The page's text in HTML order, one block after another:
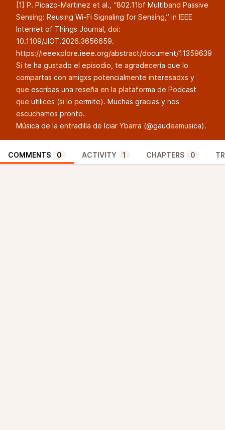
[1] P. Picazo-Martinez et al., “802.11bf Multiband Passive
Sensing: Reusing Wi-Fi Signaling for Sensing,” in IEEE
Internet of Things Journal, doi:
10.1109/JIOT.2026.3656659.
https://ieeexplore.ieee.org/abstract/document/11359639
Si te ha gustado el episodio, te agradecería que lo
compartas con amigxs potencialmente interesadxs y
que escribas una reseña en la plataforma de Podcast
que utilices (si lo permite). Muchas gracias y nos
escuchamos pronto.
Música de la entradilla de Iciar Ybarra (@gaudeamusica).
COMMENTS 0 ACTIVITY 1 CHAPTERS 0